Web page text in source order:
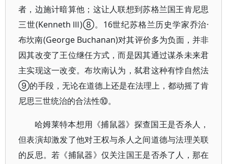
者，边施计暗算他；这让人联想到苏格兰国王肯尼思
三世(Kenneth Ⅲ)⑧。16世纪苏格兰历史学家乔治·
布坎南(George Buchanan)对其评价多为负面，并非
因其改变了王位继任方式，而是因其通过谋杀未来君
主实现这一改变。布坎南认为，弑君这种有悖自然法
⑨的手段，无论在道德上还是在法理上，都动摇了肯
尼思三世统治的合法性⑩。
哈姆莱特本想用《捕鼠器》探查国王是否杀人，
但表演却激发了他对王权与杀人之间道德与法理关联
的反思。若《捕鼠器》仅关注国王是否杀了人，那在